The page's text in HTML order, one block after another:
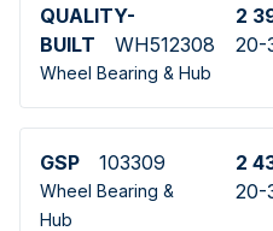
QUALITY-
BUILT
WH512308
Wheel Bearing & Hub
2
20-
GSP 103309
Wheel Bearing &
Hub
2
20-